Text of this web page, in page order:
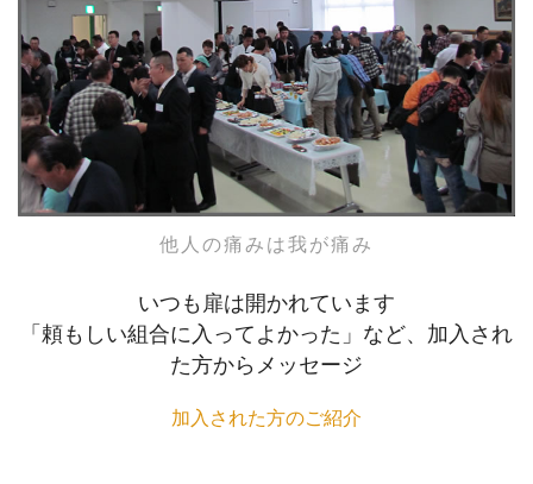
他人の痛みは我が痛み
いつも扉は開かれています
「頼もしい組合に入ってよかった」など、加入され
た方からメッセージ
加入された方のご紹介